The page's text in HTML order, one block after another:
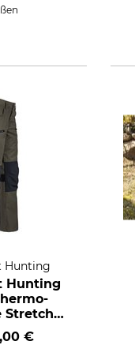
Hunting
Hunting
Stretch
€